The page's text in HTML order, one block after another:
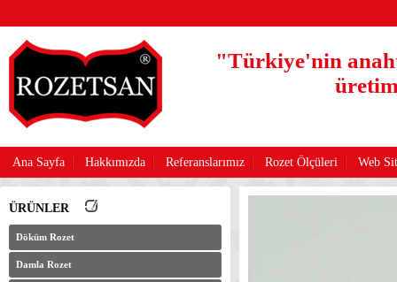
"Türkiye'nin
Ana Sayfa Hakkımızda Referanslarımız Rozet Ölçüleri Web
ÜRÜNLER
Döküm Rozet
Damla Rozet